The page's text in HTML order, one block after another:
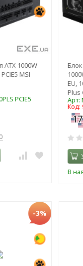
ATX 1000W
MSI
PCIE5
0
EU,
Plus
Арт:
Код:
В
-3%